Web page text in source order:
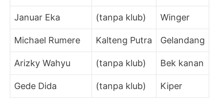
Januar Eka (tanpa klub) Winger
Michael Rumere Kalteng Putra Gelandang
Arizky Wahyu (tanpa klub) Bek kanan
Gede Dida (tanpa klub) Kiper